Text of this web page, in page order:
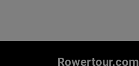
Rowertour.com